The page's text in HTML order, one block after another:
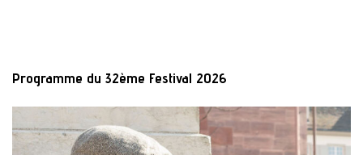
Programme du 32ème Festival 2026